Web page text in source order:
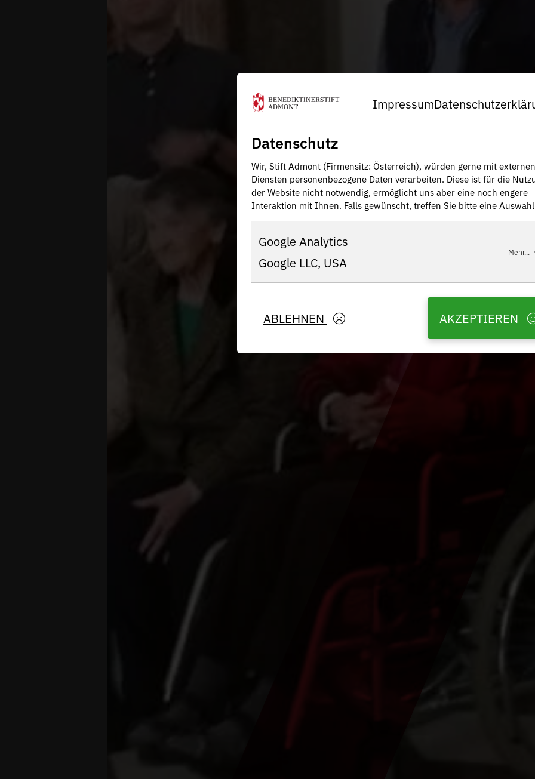
Impressum
Datenschutz
Wir, Stift Admont (Firmensitz: Österreich), würden gerne mit externen
Diensten personenbezogene Daten verarbeiten. Diese ist für die
der Website nicht notwendig, ermöglicht uns aber eine noch engere
Interaktion mit Ihnen. Falls gewünscht, treffen Sie bitte eine
Google Analytics
Google LLC, USA
Mehr...
ABLEHNEN AKZEPTIEREN